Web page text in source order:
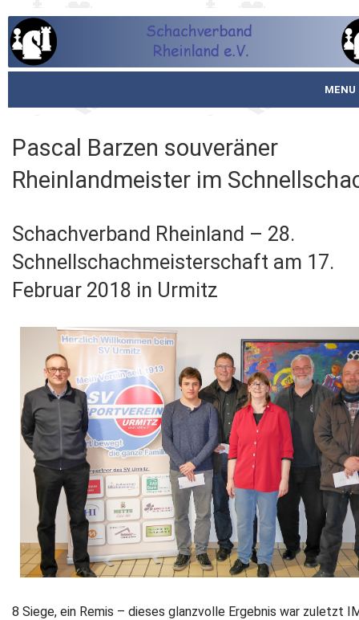
MENU
Schachjugend
Service
Newsletter
Kontakt
Impressum
Datenschutz
Pascal Barzen souveräner
Rheinlandmeister im
Schachverband Rheinland – 28.
Schnellschachmeisterschaft am 17.
Februar 2018 in Urmitz
8 Siege, ein Remis – dieses glanzvolle Ergebnis war zuletzt